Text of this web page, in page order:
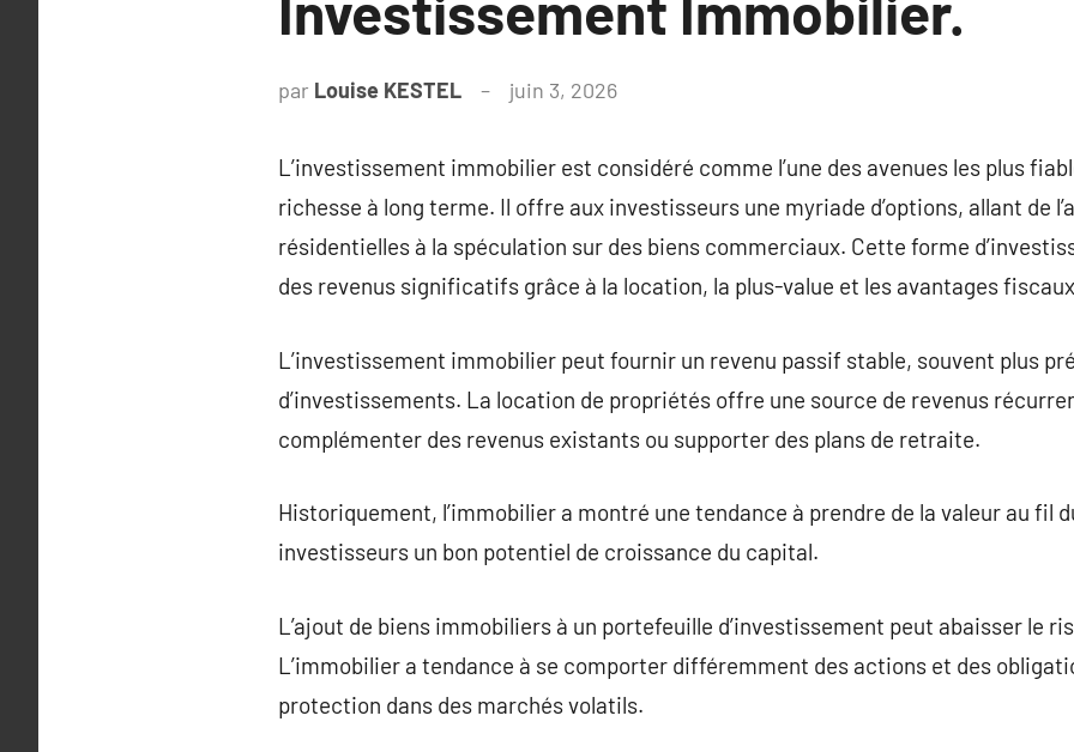
par Louise KESTEL juin 3, 2026
L’investissement immobilier est considéré comme l’une des avenues les plus
richesse à long terme. Il offre aux investisseurs une myriade d’options, allant de
résidentielles à la spéculation sur des biens commerciaux. Cette forme
des revenus significatifs grâce à la location, la plus-value et les avantages
L’investissement immobilier peut fournir un revenu passif stable, souvent plus
d’investissements. La location de propriétés offre une source de revenus
complémenter des revenus existants ou supporter des plans de retraite.
Historiquement, l’immobilier a montré une tendance à prendre de la valeur au fil
investisseurs un bon potentiel de croissance du capital.
L’ajout de biens immobiliers à un portefeuille d’investissement peut abaisser le
L’immobilier a tendance à se comporter différemment des actions et des
protection dans des marchés volatils.